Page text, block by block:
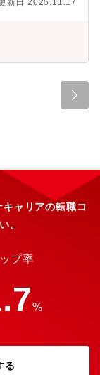
、Azure、
、
キュリティ：
：ServiceNow、
ー」「フルスタ
り新たなビジネ
術力で企業の内
にまで規模を拡
うなバックグ
風土が高く、ま
たクラウドコン
ウドはAzure、
のスキル特性、
す。案件はプラ
の関与・会社全
ー部門にてクラ
内案件支援に入
ので入社後のフ
業務の中に取り
更新日 2025.11.17
ャリアの転職コ
。
プ率
%
る